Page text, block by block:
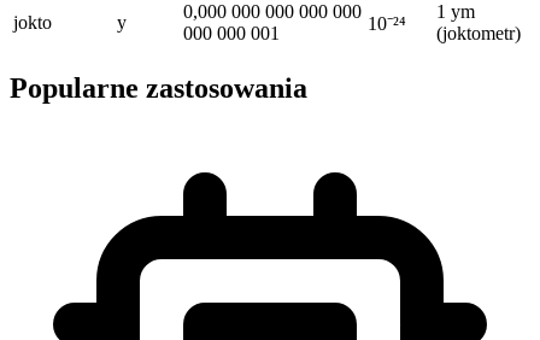
jokto
y
0,000 000 000 000 000
000 000 001
10⁻²⁴
1 ym
(joktometr)
Popularne zastosowania